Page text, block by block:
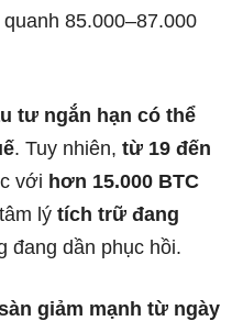
85.000–87.000
tư ngắn hạn có thể
. Tuy nhiên, từ 19 đến
với hơn 15.000 BTC
lý tích trữ đang
đang dần phục hồi.
giảm mạnh từ ngày